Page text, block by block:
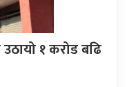
१ करोड बढि